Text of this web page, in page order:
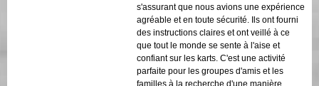
s'assurant que nous avions une expérience
agréable et en toute sécurité. Ils ont fourni
des instructions claires et ont veillé à ce
que tout le monde se sente à l'aise et
confiant sur les karts. C'est une activité
parfaite pour les groupes d'amis et les
familles à la recherche d'une manière